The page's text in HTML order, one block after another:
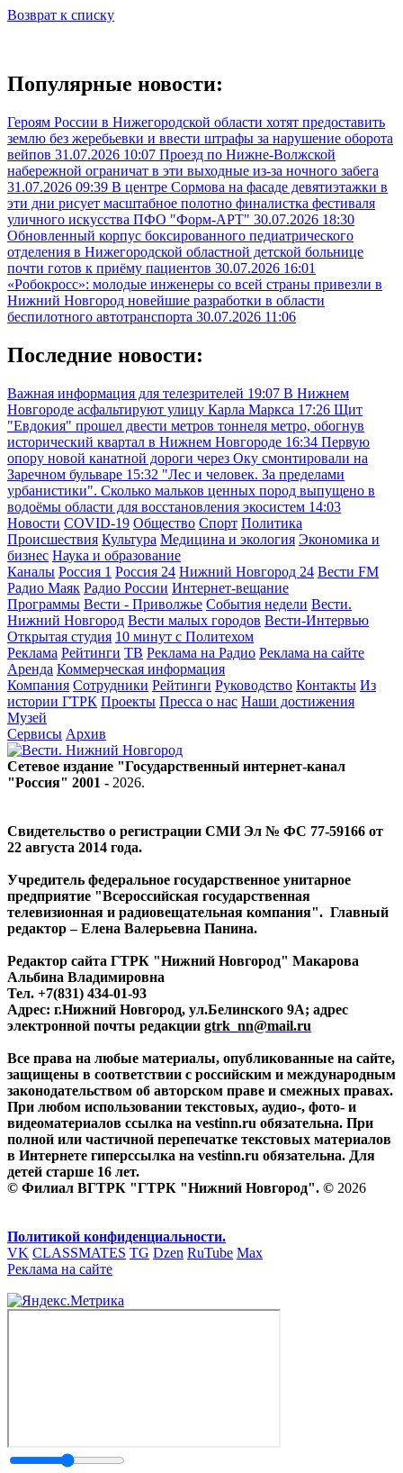
Возврат к списку
Популярные новости:
Героям России в Нижегородской области хотят предоставить
землю без жеребьевки и ввести штрафы за нарушение оборота
вейпов 31.07.2026 10:07 Проезд по Нижне-Волжской
набережной ограничат в эти выходные из-за ночного забега
31.07.2026 09:39 В центре Сормова на фасаде девятиэтажки в
эти дни рисует масштабное полотно финалистка фестиваля
уличного искусства ПФО "Форм-АРТ" 30.07.2026 18:30
Обновленный корпус боксированного педиатрического
отделения в Нижегородской областной детской больнице
почти готов к приёму пациентов 30.07.2026 16:01
«Робокросс»: молодые инженеры со всей страны привезли в
Нижний Новгород новейшие разработки в области
беспилотного автотранспорта 30.07.2026 11:06
Последние новости:
Важная информация для телезрителей 19:07 В Нижнем
Новгороде асфальтируют улицу Карла Маркса 17:26 Щит
"Евдокия" прошел двести метров тоннеля метро, обогнув
исторический квартал в Нижнем Новгороде 16:34 Первую
опору новой канатной дороги через Оку смонтировали на
Заречном бульваре 15:32 "Лес и человек. За пределами
урбанистики". Сколько мальков ценных пород выпущено в
водоёмы области для восстановления экосистем 14:03
Новости COVID-19 Общество Спорт Политика
Происшествия Культура Медицина и экология Экономика и
бизнес Наука и образование
Каналы Россия 1 Россия 24 Нижний Новгород 24 Вести FM
Радио Маяк Радио России Интернет-вещание
Программы Вести - Приволжье События недели Вести.
Нижний Новгород Вести малых городов Вести-Интервью
Открытая студия 10 минут с Политехом
Реклама Рейтинги ТВ Реклама на Радио Реклама на сайте
Аренда Коммерческая информация
Компания Сотрудники Рейтинги Руководство Контакты Из
истории ГТРК Проекты Пресса о нас Наши достижения
Музей
Сервисы Архив
Сетевое издание "Государственный интернет-канал
"Россия" 2001 - 2026.
Свидетельство о регистрации СМИ Эл № ФС 77-59166 от
22 августа 2014 года.
Учредитель федеральное государственное унитарное
предприятие "Всероссийская государственная
телевизионная и радиовещательная компания". Главный
редактор – Елена Валерьевна Панина.
Редактор сайта ГТРК "Нижний Новгород" Макарова
Альбина Владимировна
Тел. +7(831) 434-01-93
Адрес: г.Нижний Новгород, ул.Белинского 9А; адрес
электронной почты редакции gtrk_nn@mail.ru
Все права на любые материалы, опубликованные на сайте,
защищены в соответствии с российским и международным
законодательством об авторском праве и смежных правах.
При любом использовании текстовых, аудио-, фото- и
видеоматериалов ссылка на vestinn.ru обязательна. При
полной или частичной перепечатке текстовых материалов
в Интернете гиперссылка на vestinn.ru обязательна. Для
детей старше 16 лет.
© Филиал ВГТРК "ГТРК "Нижний Новгород". © 2026
Политикой конфиденциальности.
VK CLASSMATES TG Dzen RuTube Max
Реклама на сайте